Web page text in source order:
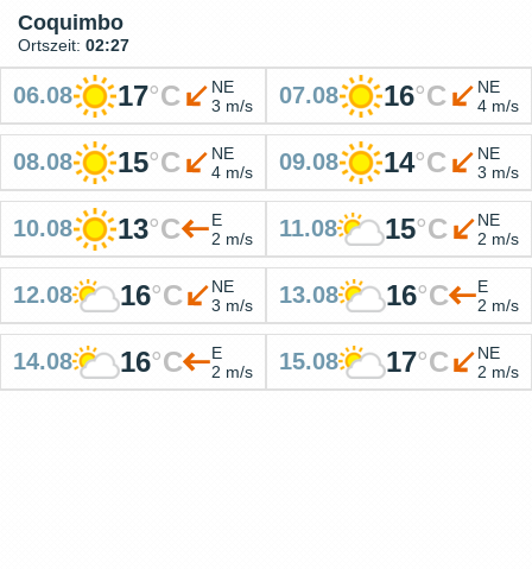
Coquimbo
Ortszeit: 02:27
06.08 17°C
NE
3 m/s
07.08 16°C
NE
4 m/s
08.08 15°C
NE
4 m/s
09.08 14°C
NE
3 m/s
10.08 13°C
E
2 m/s
11.08 15°C
NE
2 m/s
12.08 16°C
NE
3 m/s
13.08 16°C
E
2 m/s
14.08 16°C
E
2 m/s
15.08 17°C
NE
2 m/s